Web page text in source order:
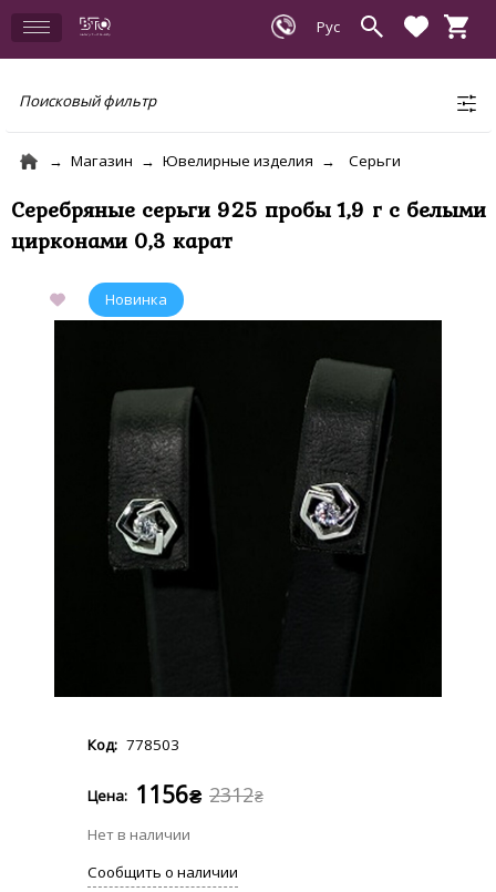
Поисковый фильтр
Магазин Ювелирные изделия Серьги
Серебряные серьги 925 пробы 1,9 г с белыми
цирконами 0,3 карат
778503
2312₴
1156₴